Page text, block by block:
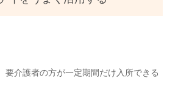
要介護者の方が一定期間だけ入所できる